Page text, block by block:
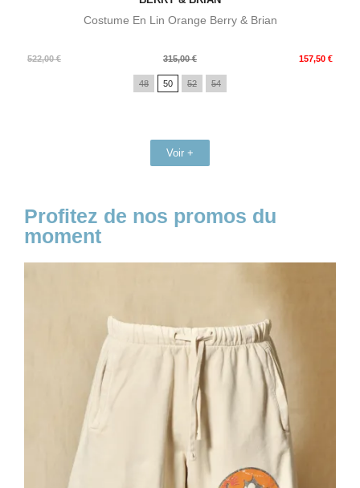
Costume En Lin Orange Berry & Brian
522,00 €
Prix
315,00 € 157,50 €
Prix
48 50 52 54
Voir +
Profitez de nos promos du
moment